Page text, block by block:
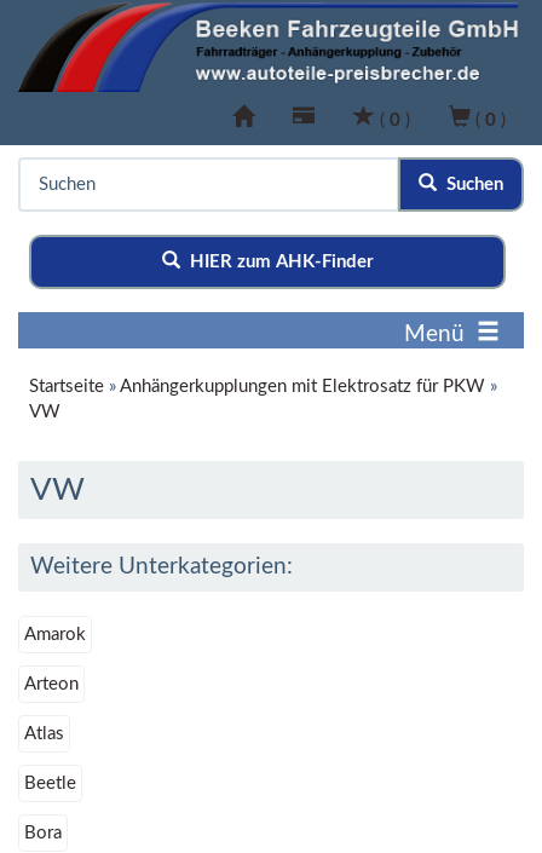
( 0 ) ( 0 )
Suchen
HIER zum AHK-Finder
Menü
Startseite » Anhängerkupplungen mit Elektrosatz für PKW »
VW
VW
Weitere Unterkategorien:
Amarok
Arteon
Atlas
Beetle
Bora